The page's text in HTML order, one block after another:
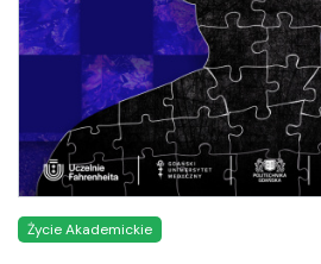
Życie Akademickie